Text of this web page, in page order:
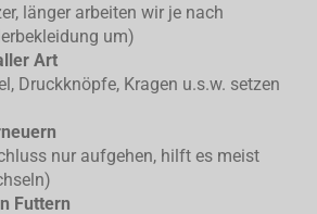
länger arbeiten wir je nach
um)
Art
Druckknöpfe, Kragen u.s.w. setzen
nur aufgehen, hilft es meist
Futtern